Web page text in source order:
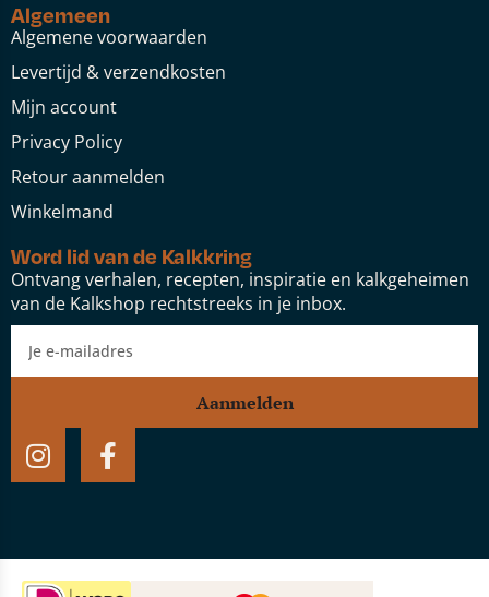
Algemeen
Algemene voorwaarden
Levertijd & verzendkosten
Mijn account
Privacy Policy
Retour aanmelden
Winkelmand
Word lid van de Kalkkring
Ontvang verhalen, recepten, inspiratie en kalkgeheimen
van de Kalkshop rechtstreeks in je inbox.
Aanmelden